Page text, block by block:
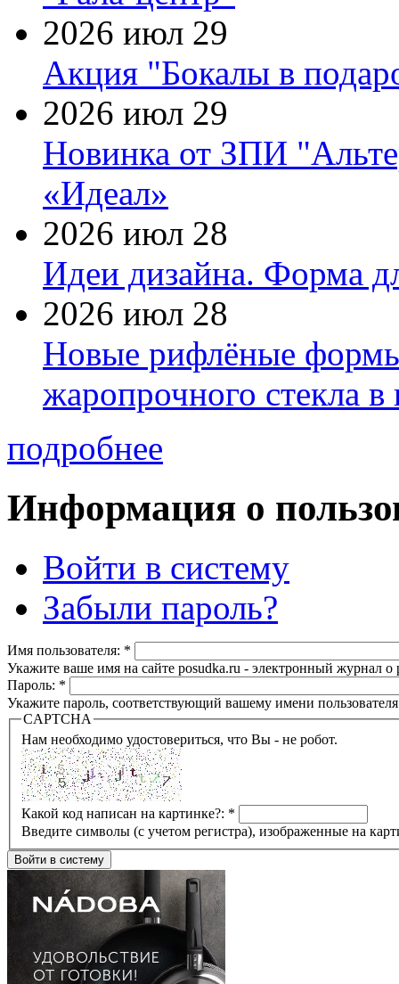
2026 июл 29
Акция "Бокалы в
2026 июл 29
Новинка от ЗПИ
«Идеал»
2026 июл 28
Идеи дизайна. Форма
2026 июл 28
Новые рифлёные формы
жаропрочного стекла
подробнее
Информация о
Войти в систему
Забыли пароль?
Имя пользователя: *
Укажите ваше имя на сайте posudka.ru - электронный журнал
Пароль: *
Укажите пароль, соответствующий вашему имени
CAPTCHA
Нам необходимо удостовериться, что Вы - не робот.
Какой код написан на картинке?: *
Введите символы (с учетом регистра), изображенные на